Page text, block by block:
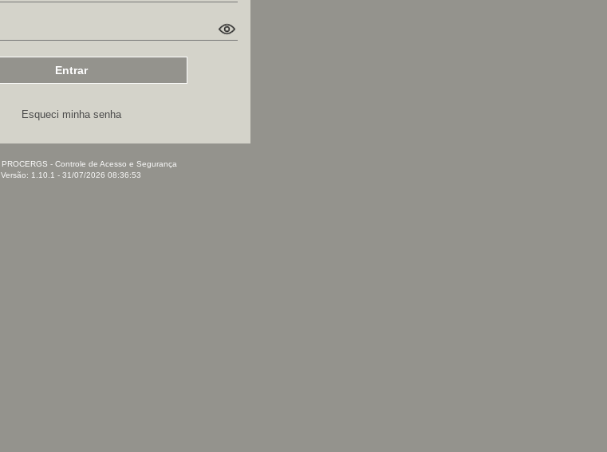
Esqueci minha senha
PROCERGS - Controle de Acesso e Segurança
Versão: 1.10.1 - 31/07/2026 08:36:53